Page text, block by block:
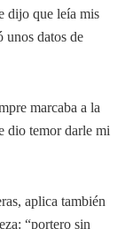
dijo que leía mis
unos datos de
marcaba a la
dio temor darle mi
aplica también
“portero sin